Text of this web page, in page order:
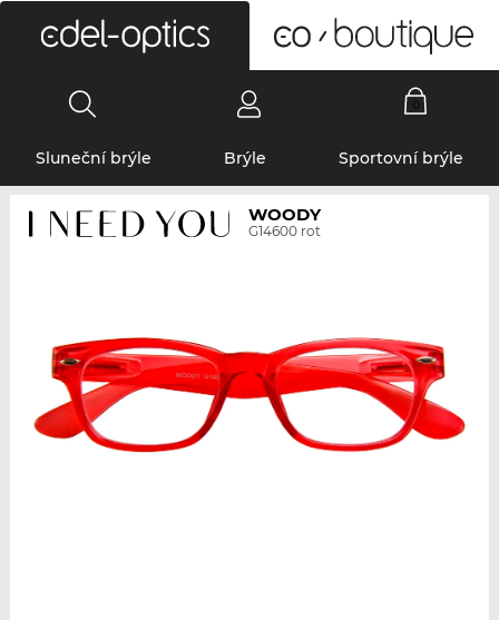
Sluneční brýle Brýle Sportovní brýle
WOODY
G14600 rot